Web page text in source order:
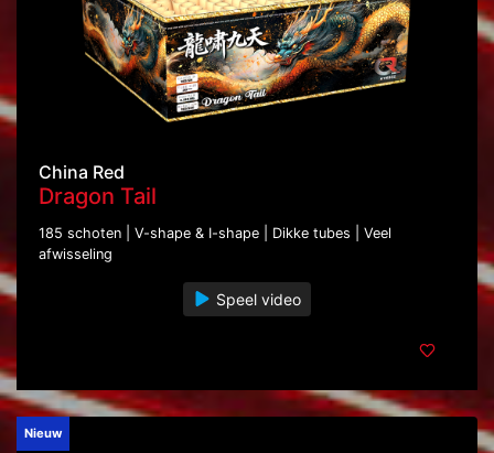
China Red
Dragon Tail
185 schoten | V-shape & I-shape | Dikke tubes | Veel
afwisseling
Speel video
Nieuw